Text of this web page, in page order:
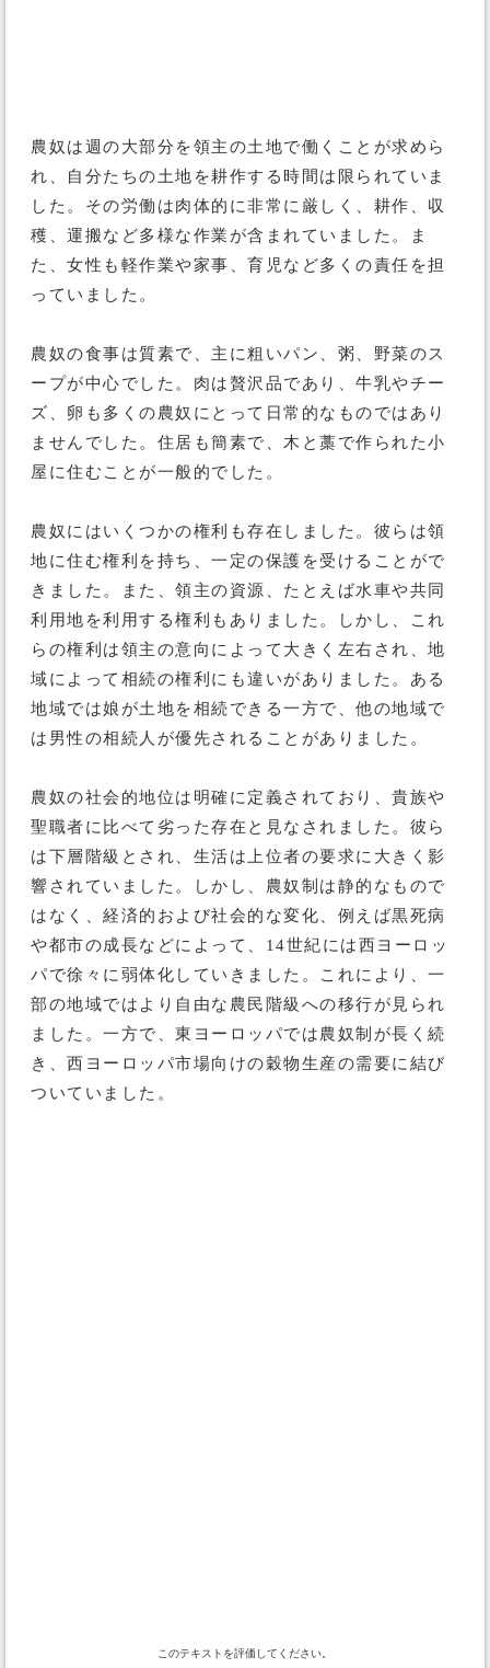
農奴は週の大部分を領主の土地で働くことが求めら
れ、自分たちの土地を耕作する時間は限られていま
した。その労働は肉体的に非常に厳しく、耕作、収
穫、運搬など多様な作業が含まれていました。ま
た、女性も軽作業や家事、育児など多くの責任を担
っていました。
農奴の食事は質素で、主に粗いパン、粥、野菜のス
ープが中心でした。肉は贅沢品であり、牛乳やチー
ズ、卵も多くの農奴にとって日常的なものではあり
ませんでした。住居も簡素で、木と藁で作られた小
屋に住むことが一般的でした。
農奴にはいくつかの権利も存在しました。彼らは領
地に住む権利を持ち、一定の保護を受けることがで
きました。また、領主の資源、たとえば水車や共同
利用地を利用する権利もありました。しかし、これ
らの権利は領主の意向によって大きく左右され、地
域によって相続の権利にも違いがありました。ある
地域では娘が土地を相続できる一方で、他の地域で
は男性の相続人が優先されることがありました。
農奴の社会的地位は明確に定義されており、貴族や
聖職者に比べて劣った存在と見なされました。彼ら
は下層階級とされ、生活は上位者の要求に大きく影
響されていました。しかし、農奴制は静的なもので
はなく、経済的および社会的な変化、例えば黒死病
や都市の成長などによって、14世紀には西ヨーロッ
パで徐々に弱体化していきました。これにより、一
部の地域ではより自由な農民階級への移行が見られ
ました。一方で、東ヨーロッパでは農奴制が長く続
き、西ヨーロッパ市場向けの穀物生産の需要に結び
ついていました。
このテキストを評価してください。